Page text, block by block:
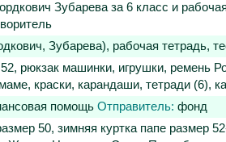
Зубарева за 6 класс и
Зубарева), рабочая тетрадь,
рюкзак машинки, игрушки,
краски, карандаши, тетради (6),
помощь Отправитель: фонд
50, зимняя куртка папе